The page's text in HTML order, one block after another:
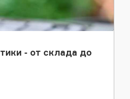
- от склада до